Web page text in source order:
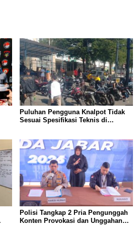
Puluhan Pengguna Knalpot Tidak
Sesuai Spesifikasi Teknis di
Polisi Tangkap 2 Pria Pengunggah
Konten Provokasi dan Unggahan